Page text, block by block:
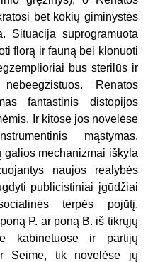
bet kokių giminystės
suprogramuota
florą ir fauną bei klonuoti
bus sterilūs ir
Renatos
fantastinis distopijos
Ir kitose jos novelėse
mąstymas,
galios mechanizmai iškyla
naujos realybės
publicistiniai įgūdžiai
terpės pojūtį,
P. ar poną B. iš tikrųjų
kabinetuose ir partijų
Seime, tik novelėse jų